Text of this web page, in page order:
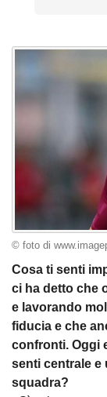
© foto di
Cosa ti senti
ci ha detto che
e lavorando
fiducia e che
confronti. Oggi
senti centrale e
squadra?